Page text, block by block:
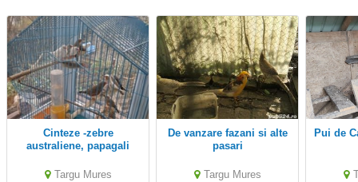
Cinteze -zebre
australiene, papagali
rate....9 caroline si mute
Targu Mures
De vanzare fazani si alte
pasari
Targu Mures
Pui de